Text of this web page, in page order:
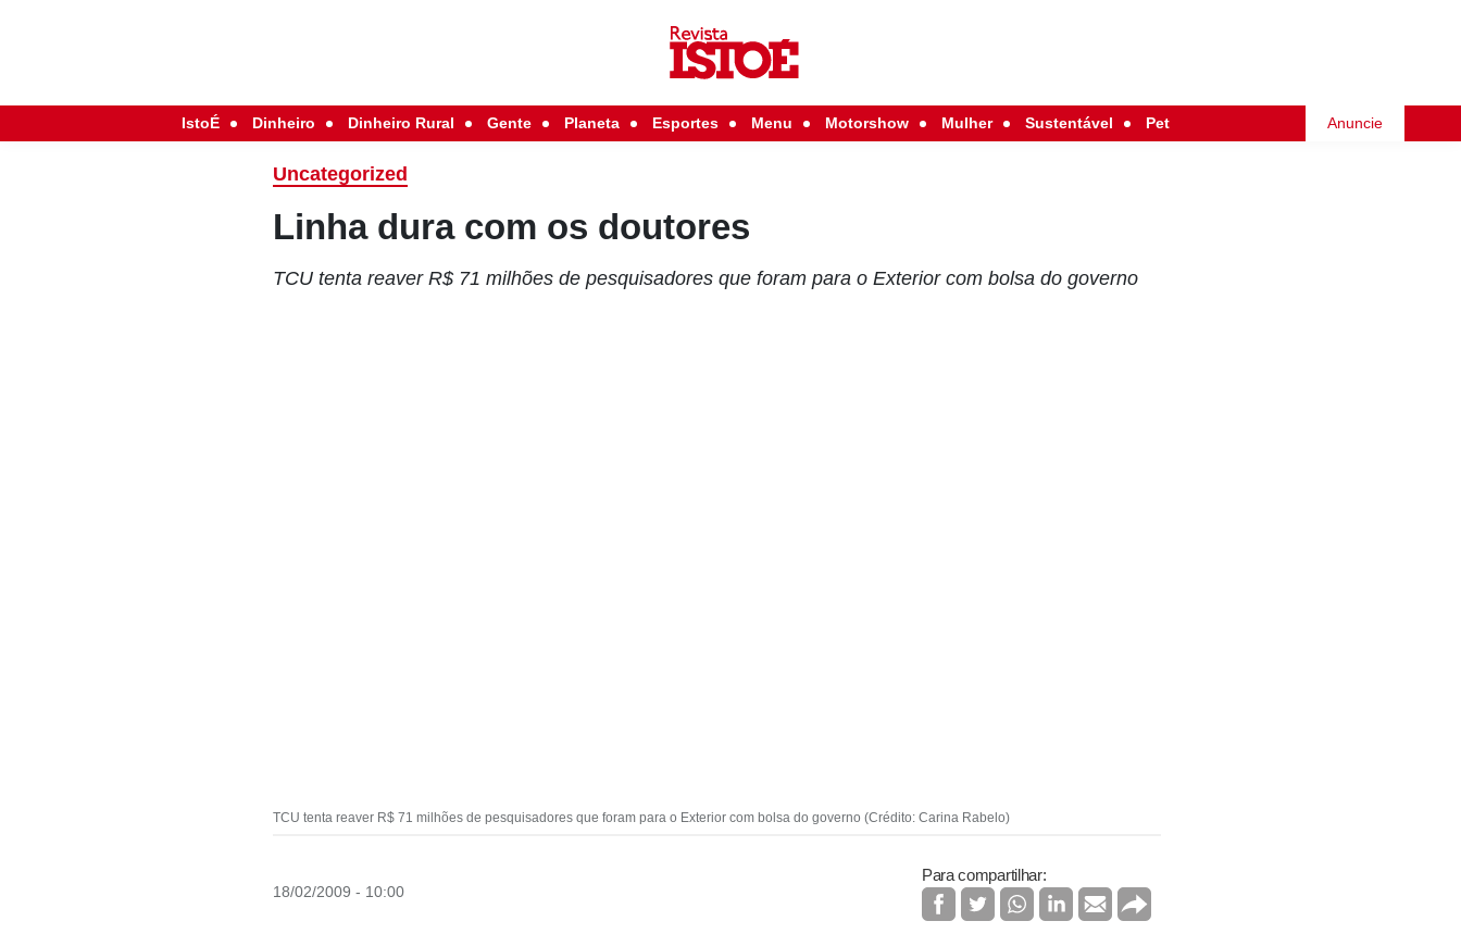
IstoÉ Dinheiro Dinheiro Rural Gente Planeta Esportes Menu Motorshow Mulher Sustentável Pet Anuncie
Uncategorized
Linha dura com os doutores
TCU tenta reaver R$ 71 milhões de pesquisadores que foram para o Exterior com bolsa do governo
TCU tenta reaver R$ 71 milhões de pesquisadores que foram para o Exterior com bolsa do governo (Crédito: Carina Rabelo)
18/02/2009 - 10:00
Para compartilhar: